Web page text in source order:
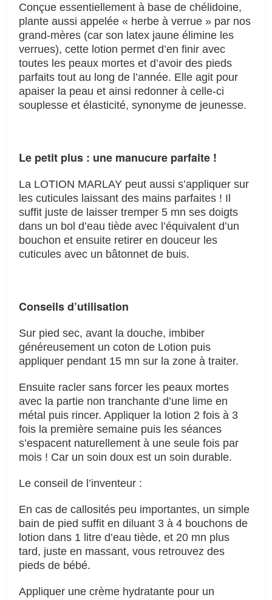
Conçue essentiellement à base de chélidoine,
plante aussi appelée « herbe à verrue » par nos
grand-mères (car son latex jaune élimine les
verrues), cette lotion permet d’en finir avec
toutes les peaux mortes et d’avoir des pieds
parfaits tout au long de l’année. Elle agit pour
apaiser la peau et ainsi redonner à celle-ci
souplesse et élasticité, synonyme de jeunesse.
Le petit plus : une manucure parfaite !
La LOTION MARLAY peut aussi s’appliquer sur
les cuticules laissant des mains parfaites ! Il
suffit juste de laisser tremper 5 mn ses doigts
dans un bol d’eau tiède avec l’équivalent d’un
bouchon et ensuite retirer en douceur les
cuticules avec un bâtonnet de buis.
Conseils d’utilisation
Sur pied sec, avant la douche, imbiber
généreusement un coton de Lotion puis
appliquer pendant 15 mn sur la zone à traiter.
Ensuite racler sans forcer les peaux mortes
avec la partie non tranchante d’une lime en
métal puis rincer. Appliquer la lotion 2 fois à 3
fois la première semaine puis les séances
s’espacent naturellement à une seule fois par
mois ! Car un soin doux est un soin durable.
Le conseil de l’inventeur :
En cas de callosités peu importantes, un simple
bain de pied suffit en diluant 3 à 4 bouchons de
lotion dans 1 litre d’eau tiède, et 20 mn plus
tard, juste en massant, vous retrouvez des
pieds de bébé.
Appliquer une crème hydratante pour un